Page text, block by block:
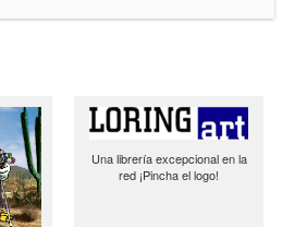
Una librería excepcional en la
red ¡Pincha el logo!